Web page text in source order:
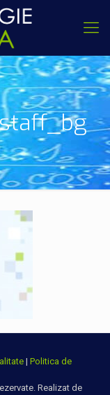
| Politica de
Realizat de